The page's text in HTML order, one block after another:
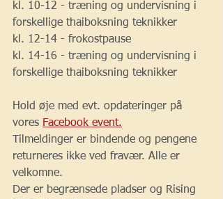
kl. 10-12 - træning og undervisning i
forskellige thaiboksning teknikker
kl. 12-14 - frokostpause
kl. 14-16 - træning og undervisning i
forskellige thaiboksning teknikker
Hold øje med evt. opdateringer på
vores Facebook event.
Tilmeldinger er bindende og pengene
returneres ikke ved fravær. Alle er
velkomne.
Der er begrænsede pladser og Rising